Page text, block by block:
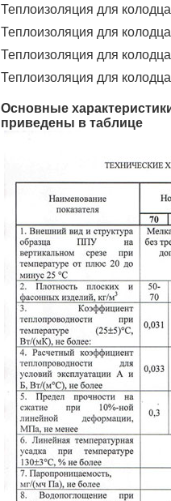
Теплоизоляция для
Теплоизоляция для
Теплоизоляция для
Теплоизоляция для
Основные
приведены в таблице